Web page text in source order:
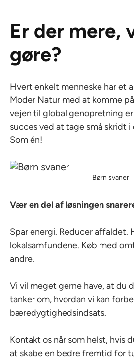
Er der mere,
gøre?
Hvert enkelt menneske har et
Moder Natur med at komme
vejen til global genopretning er
succes ved at tage små skridt
Som én!
Børn svaner
Vær en del af løsningen
Spar energi. Reducer affaldet.
lokalsamfundene. Køb med
andre.
Vi vil meget gerne have, at du
tanker om, hvordan vi kan
bæredygtighedsindsats.
Kontakt os når som helst, hvis
at skabe en bedre fremtid for